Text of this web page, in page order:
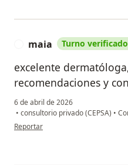
maia Turno verificado
excelente
recomendaciones y
6 de abril de 2026
• consultorio privado (CEPSA) •
en opinión del usuario maia
Reportar